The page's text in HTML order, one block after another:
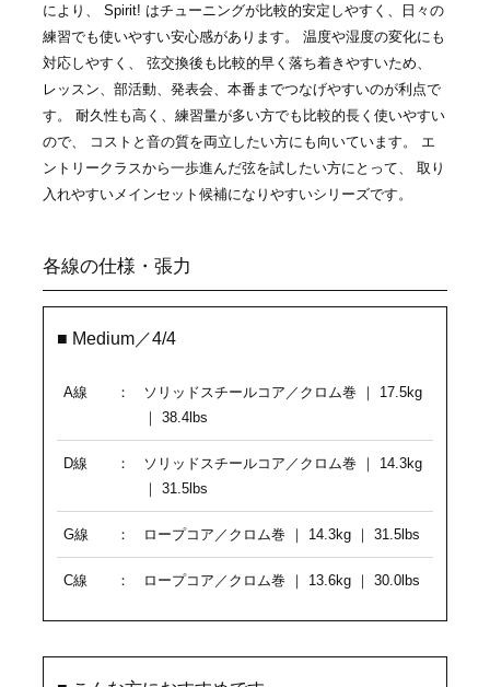
により、 Spirit! はチューニングが比較的安定しやすく、日々の
練習でも使いやすい安心感があります。 温度や湿度の変化にも
対応しやすく、 弦交換後も比較的早く落ち着きやすいため、
レッスン、部活動、発表会、本番までつなげやすいのが利点で
す。 耐久性も高く、練習量が多い方でも比較的長く使いやすい
ので、 コストと音の質を両立したい方にも向いています。 エ
ントリークラスから一歩進んだ弦を試したい方にとって、 取り
入れやすいメインセット候補になりやすいシリーズです。
各線の仕様・張力
■ Medium／4/4
A線 ：
ソリッドスチールコア／クロム巻 ｜ 17.5kg
｜ 38.4lbs
D線 ：
ソリッドスチールコア／クロム巻 ｜ 14.3kg
｜ 31.5lbs
G線 ： ロープコア／クロム巻 ｜ 14.3kg ｜ 31.5lbs
C線 ： ロープコア／クロム巻 ｜ 13.6kg ｜ 30.0lbs